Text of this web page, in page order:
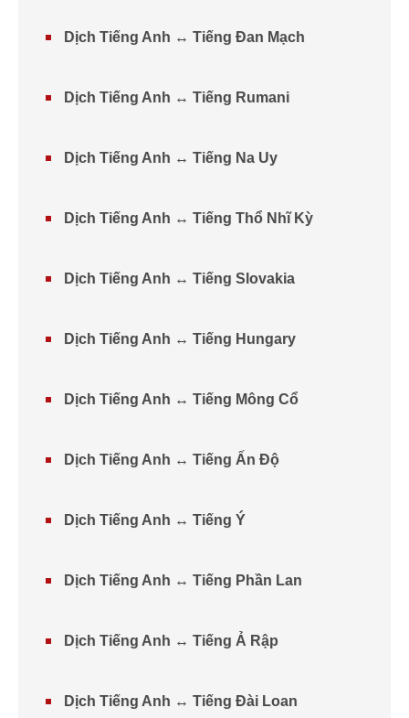
Dịch Tiếng Anh ↔ Tiếng Đan Mạch
Dịch Tiếng Anh ↔ Tiếng Rumani
Dịch Tiếng Anh ↔ Tiếng Na Uy
Dịch Tiếng Anh ↔ Tiếng Thổ Nhĩ Kỳ
Dịch Tiếng Anh ↔ Tiếng Slovakia
Dịch Tiếng Anh ↔ Tiếng Hungary
Dịch Tiếng Anh ↔ Tiếng Mông Cổ
Dịch Tiếng Anh ↔ Tiếng Ấn Độ
Dịch Tiếng Anh ↔ Tiếng Ý
Dịch Tiếng Anh ↔ Tiếng Phần Lan
Dịch Tiếng Anh ↔ Tiếng Ả Rập
Dịch Tiếng Anh ↔ Tiếng Đài Loan